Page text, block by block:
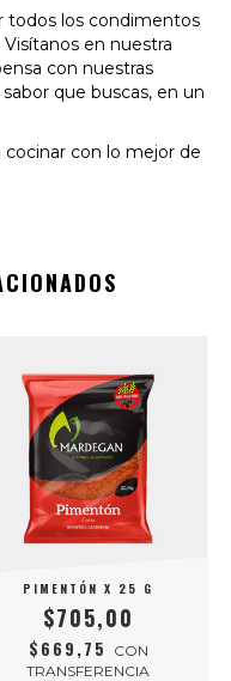
todos los condimentos
en nuestra
con nuestras
que buscas, en un
cocinar con lo mejor de
PIMENTÓN X 25 G
$705,00
$669,75
CON
TRANSFERENCIA